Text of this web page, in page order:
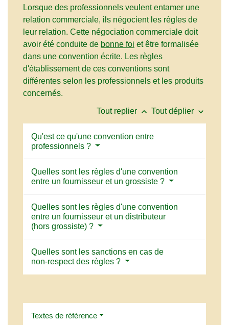
Lorsque des professionnels veulent entamer une
relation commerciale, ils négocient les règles de
leur relation. Cette négociation commerciale doit
avoir été conduite de bonne foi et être formalisée
dans une convention écrite. Les règles
d'établissement de ces conventions sont
différentes selon les professionnels et les produits
concernés.
Tout replier keyboard_arrow_up Tout déplier keyboard_arrow_down
Qu'est ce qu'une convention entre
professionnels ?
Quelles sont les règles d'une convention
entre un fournisseur et un grossiste ?
Quelles sont les règles d'une convention
entre un fournisseur et un distributeur
(hors grossiste) ?
Quelles sont les sanctions en cas de
non-respect des règles ?
Textes de référence